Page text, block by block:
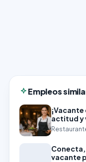
Empleos
actitud y
Conecta,
vacante